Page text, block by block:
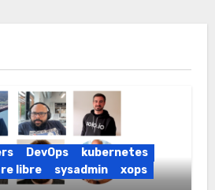
DevOps
kubernetes
libre sysadmin xops